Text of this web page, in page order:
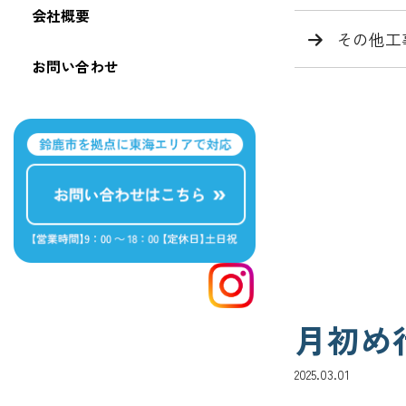
会社概要
お問い合わせ
月初め
2025.03.01
その他